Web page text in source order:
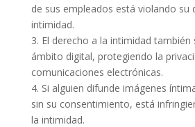
de sus empleados está violando su
intimidad.
3. El derecho a la intimidad también
ámbito digital, protegiendo la
comunicaciones electrónicas.
4. Si alguien difunde imágenes
sin su consentimiento, está
la intimidad.